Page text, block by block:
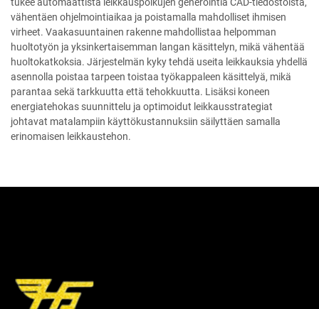
vähentäen ohjelmointiaikaa ja poistamalla mahdolliset ihmisen
virheet. Vaakasuuntainen rakenne mahdollistaa helpomman
huoltotyön ja yksinkertaisemman langan käsittelyn, mikä vähentää
huoltokatkoksia. Järjestelmän kyky tehdä useita leikkauksia yhdellä
asennolla poistaa tarpeen toistaa työkappaleen käsittelyä, mikä
parantaa sekä tarkkuutta että tehokkuutta. Lisäksi koneen
energiatehokas suunnittelu ja optimoidut leikkausstrategiat
johtavat matalampiin käyttökustannuksiin säilyttäen samalla
erinomaisen leikkaustehon.